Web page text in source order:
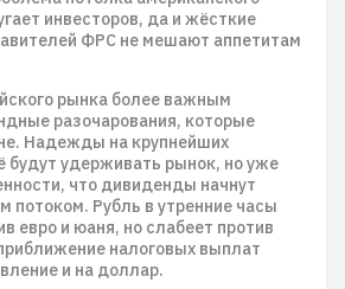
инвесторов, да и жёсткие
ФРС не мешают аппетитам
рынка более важным
разочарования, которые
Надежды на крупнейших
будут удерживать рынок, но уже
что дивиденды начнут
потоком. Рубль в утренние часы
евро и юаня, но слабеет против
налоговых выплат
и на доллар.